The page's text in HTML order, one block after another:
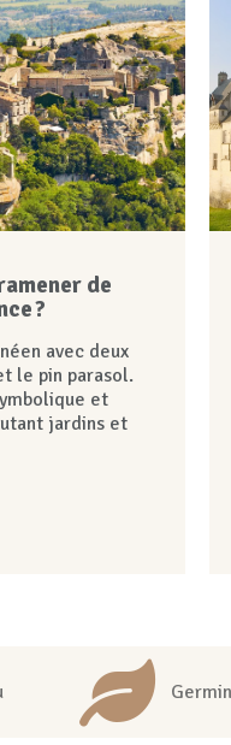
de
?
avec deux
le pin parasol.
et
jardins et